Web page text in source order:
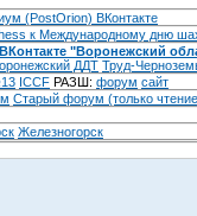
(PostOrion) ВКонтакте
к Международному дню
"Воронежский
ДДТ Труд-
ICCF РАЗШ: форум сайт
Cтарый форум (только
Железногорск